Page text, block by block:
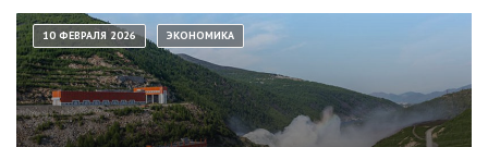
10 ФЕВРАЛЯ 2026 ЭКОНОМИКА